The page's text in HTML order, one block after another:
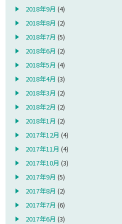
2018年9月 (4)
2018年8月 (2)
2018年7月 (5)
2018年6月 (2)
2018年5月 (4)
2018年4月 (3)
2018年3月 (2)
2018年2月 (2)
2018年1月 (2)
2017年12月 (4)
2017年11月 (4)
2017年10月 (3)
2017年9月 (5)
2017年8月 (2)
2017年7月 (6)
2017年6月 (3)